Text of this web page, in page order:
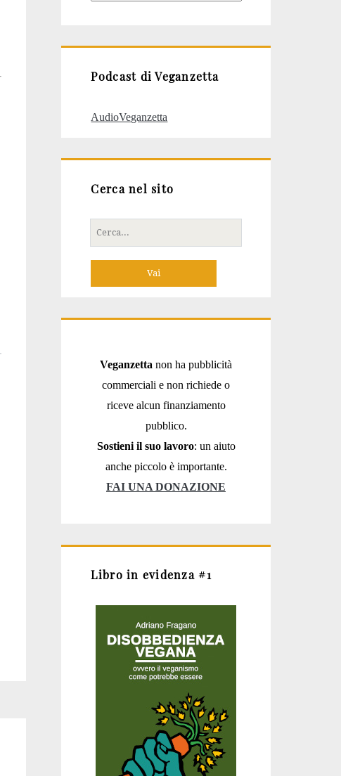
Podcast di Veganzetta
AudioVeganzetta
Cerca nel sito
Cerca
per:
Veganzetta non ha pubblicità
commerciali e non richiede o
riceve alcun finanziamento
pubblico.
Sostieni il suo lavoro: un aiuto
anche piccolo è importante.
FAI UNA DONAZIONE
Libro in evidenza #1